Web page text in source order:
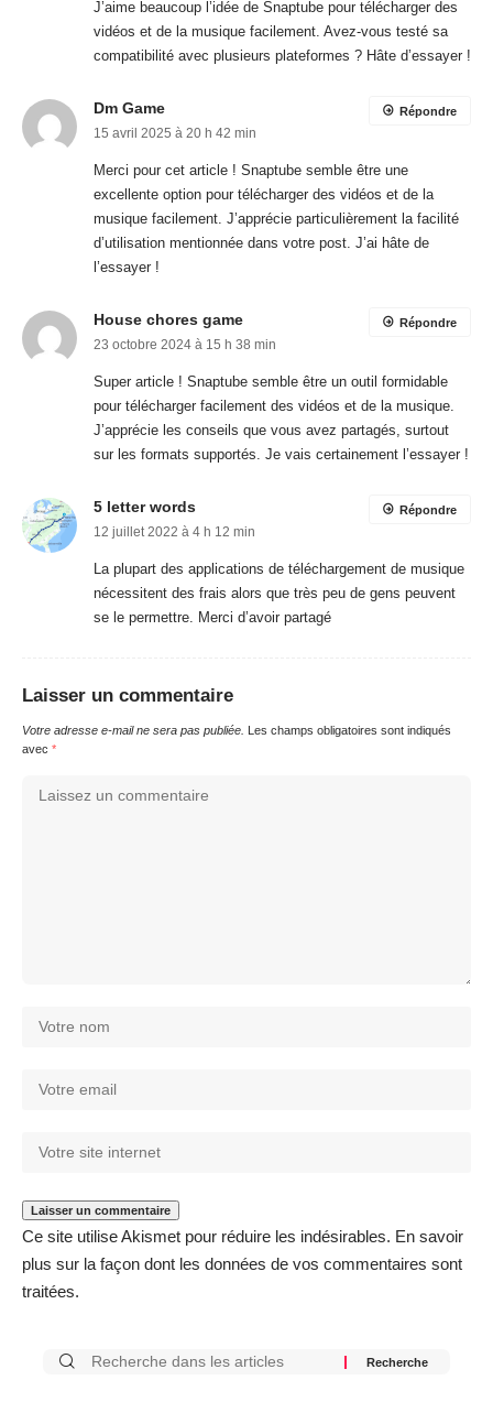
J’aime beaucoup l’idée de Snaptube pour télécharger des
vidéos et de la musique facilement. Avez-vous testé sa
compatibilité avec plusieurs plateformes ? Hâte d’essayer !
Dm Game
15 avril 2025 à 20 h 42 min
Merci pour cet article ! Snaptube semble être une
excellente option pour télécharger des vidéos et de la
musique facilement. J’apprécie particulièrement la facilité
d’utilisation mentionnée dans votre post. J’ai hâte de
l’essayer !
Répondre
House chores game
23 octobre 2024 à 15 h 38 min
Super article ! Snaptube semble être un outil formidable
pour télécharger facilement des vidéos et de la musique.
J’apprécie les conseils que vous avez partagés, surtout
sur les formats supportés. Je vais certainement l’essayer !
Répondre
5 letter words
12 juillet 2022 à 4 h 12 min
La plupart des applications de téléchargement de musique
nécessitent des frais alors que très peu de gens peuvent
se le permettre. Merci d’avoir partagé
Répondre
Laisser un commentaire
Votre adresse e-mail ne sera pas publiée.
Les champs obligatoires sont indiqués
avec *
Ce site utilise Akismet pour réduire les indésirables. En savoir
plus sur la façon dont les données de vos commentaires sont
traitées.